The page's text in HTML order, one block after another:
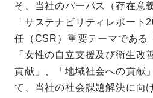
そ、当社のパーパス（存在意
「サステナビリティレポート
任（CSR）重要テーマである
「女性の自立支援及び衛生改
貢献」、「地域社会への貢献
て、当社の社会課題解決に向